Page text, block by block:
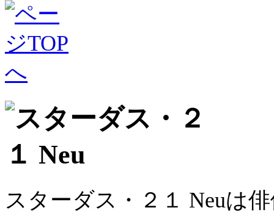
ビ
ゲ
ー
シ
ョ
ン
スターダス・２１ Neuは